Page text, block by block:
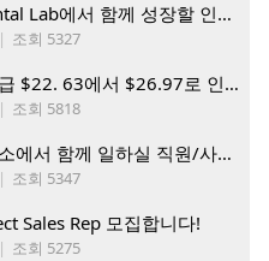
(Renton 이전) Motoyoshi Dental Lab에서 함께 성장할 인재를 모십니다.
| 조회 5327
대한부인회 2026년 간병인 시급 $22. 63에서 $26.97로 인상. 지금 간병인들을 모집합니다
| 조회 5818
KENT에 위치한 자동차 수리업소에서 함께 일하실 직원/사무직원 구합니다.
| 조회 5347
Sales Rep 모집합니다!
| 조회 5275